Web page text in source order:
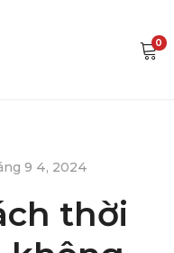
0
9 4, 2024
thời